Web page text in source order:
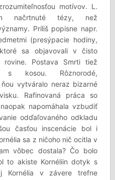
motívov. L.
načrtnuté tézy, než
Príliš popisne napr.
(presýpacie hodiny,
sa objavovali v čisto
rovine. Postava Smrti tiež
s kosou. Rôznorodé,
vytváralo neraz bizarné
Rafinovaná práca so
napomáhala vzbudiť
odďaľovaného odkladu
časťou inscenácie bol i
sa z ničoho nič ocitla v
vôbec dostala? Čo bolo
to akiste Kornéliin dotyk s
Kornélia v závere trefne